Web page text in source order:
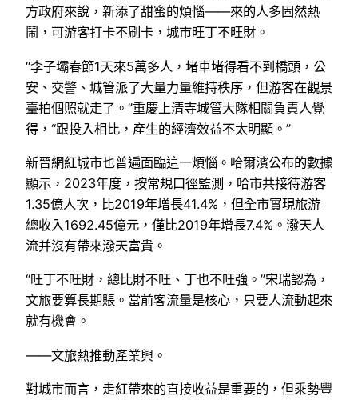
方政府來說，新添了甜蜜的煩惱——來的人多固然熱
鬧，可游客打卡不刷卡，城市旺丁不旺財。
“李子壩春節1天來5萬多人，堵車堵得看不到橋頭，公
安、交警、城管派了大量力量維持秩序，但游客在觀景
臺拍個照就走了。”重慶上清寺城管大隊相關負責人覺
得，“跟投入相比，產生的經濟效益不太明顯。”
新晉網紅城市也普遍面臨這一煩惱。哈爾濱公布的數據
顯示，2023年度，按常規口徑監測，哈市共接待游客
1.35億人次，比2019年增長41.4%，但全市實現旅游
總收入1692.45億元，僅比2019年增長7.4%。潑天人
流并沒有帶來潑天富貴。
“旺丁不旺財，總比財不旺、丁也不旺強。”宋瑞認為，
文旅要算長期賬。當前客流量是核心，只要人流動起來
就有機會。
——文旅熱推動產業興。
對城市而言，走紅帶來的直接收益是重要的，但乘勢豐